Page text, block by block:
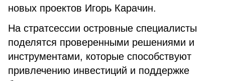
новых проектов Игорь Карачин.
На стратсессии островные специалисты
поделятся проверенными решениями и
инструментами, которые способствуют
привлечению инвестиций и поддержке